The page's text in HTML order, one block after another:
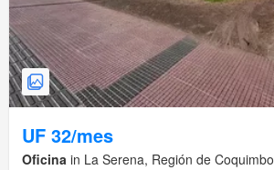
UF 32/mes
Oficina in La Serena, Región de Coquimbo